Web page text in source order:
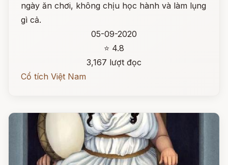
ngày ăn chơi, không chịu học hành và làm lụng
gì cả.
05-09-2020
⭐ 4.8
3,167 lượt đọc
Cổ tích Việt Nam